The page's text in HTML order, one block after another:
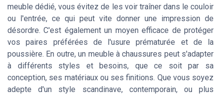
meuble dédié, vous évitez de les voir traîner dans le couloir
ou l'entrée, ce qui peut vite donner une impression de
désordre. C'est également un moyen efficace de protéger
vos paires préférées de l'usure prématurée et de la
poussière. En outre, un meuble à chaussures peut s'adapter
à différents styles et besoins, que ce soit par sa
conception, ses matériaux ou ses finitions. Que vous soyez
adepte d'un style scandinave, contemporain, ou plus